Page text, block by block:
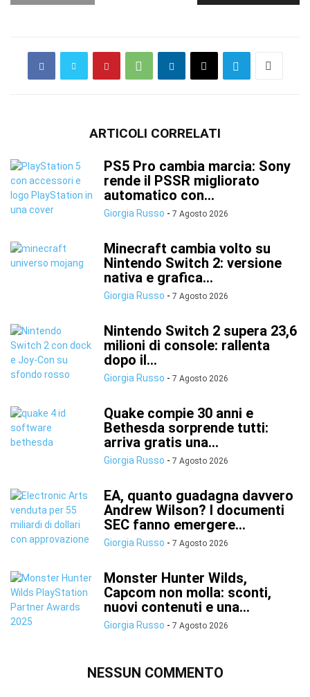
ARTICOLI CORRELATI
PS5 Pro cambia marcia: Sony
rende il PSSR migliorato
automatico con...
Giorgia Russo - 7 Agosto 2026
Minecraft cambia volto su
Nintendo Switch 2: versione
nativa e grafica...
Giorgia Russo - 7 Agosto 2026
Nintendo Switch 2 supera 23,6
milioni di console: rallenta
dopo il...
Giorgia Russo - 7 Agosto 2026
Quake compie 30 anni e
Bethesda sorprende tutti:
arriva gratis una...
Giorgia Russo - 7 Agosto 2026
EA, quanto guadagna davvero
Andrew Wilson? I documenti
SEC fanno emergere...
Giorgia Russo - 7 Agosto 2026
Monster Hunter Wilds,
Capcom non molla: sconti,
nuovi contenuti e una...
Giorgia Russo - 7 Agosto 2026
NESSUN COMMENTO